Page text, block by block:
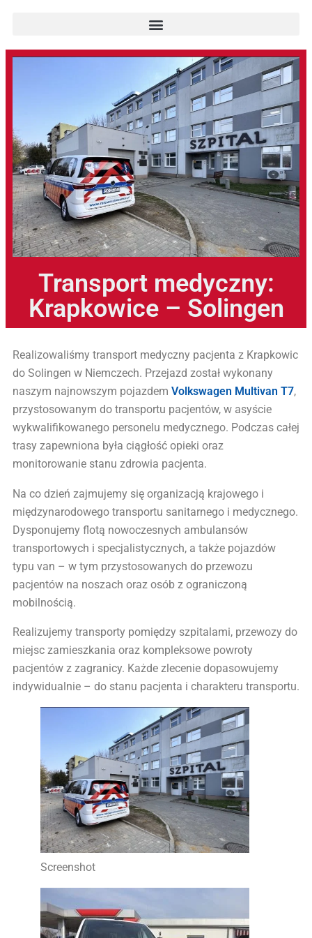
Transport medyczny:
Krapkowice – Solingen
Realizowaliśmy transport medyczny pacjenta z Krapkowic
do Solingen w Niemczech. Przejazd został wykonany
naszym najnowszym pojazdem Volkswagen Multivan T7,
przystosowanym do transportu pacjentów, w asyście
wykwalifikowanego personelu medycznego. Podczas całej
trasy zapewniona była ciągłość opieki oraz
monitorowanie stanu zdrowia pacjenta.
Na co dzień zajmujemy się organizacją krajowego i
międzynarodowego transportu sanitarnego i medycznego.
Dysponujemy flotą nowoczesnych ambulansów
transportowych i specjalistycznych, a także pojazdów
typu van – w tym przystosowanych do przewozu
pacjentów na noszach oraz osób z ograniczoną
mobilnością.
Realizujemy transporty pomiędzy szpitalami, przewozy do
miejsc zamieszkania oraz kompleksowe powroty
pacjentów z zagranicy. Każde zlecenie dopasowujemy
indywidualnie – do stanu pacjenta i charakteru transportu.
Screenshot